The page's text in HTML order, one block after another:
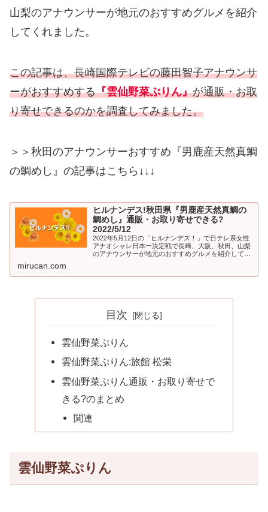
山梨のアナウンサーが地元のおすすめグルメを紹介
してくれました。
この記事は、長崎国際テレビの藤田智子アナウンサ
ーがおすすめする『雲仙野菜ぷりん』が通販・お取
り寄せできるのかを調査してみました。
＞＞秋田のアナウンサーおすすめ『男鹿産天然真鯛
の鯛めし』の記事はこちら↓↓↓
ヒルナンデス!秋田県『男鹿産天然真鯛の
鯛めし』通販・お取り寄せできる?
2022/5/12
2022年5月12日の「ヒルナンデス！」で日テレ系女性
アナオシャレ日本一決定戦で長崎、大阪、秋田、山梨
のアナウンサーが地元のおすすめグルメを紹介してく
mirucan.com
目次
雲仙野菜ぷりん
雲仙野菜ぷりん:旅館 松栄
雲仙野菜ぷりん通販・お取り寄せで
きる?のまとめ
関連
雲仙野菜ぷりん